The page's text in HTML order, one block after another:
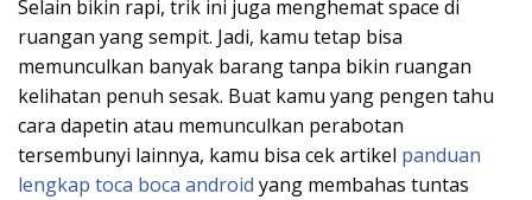
Selain bikin rapi, trik ini juga menghemat space di
ruangan yang sempit. Jadi, kamu tetap bisa
memunculkan banyak barang tanpa bikin ruangan
kelihatan penuh sesak. Buat kamu yang pengen tahu
cara dapetin atau memunculkan perabotan
tersembunyi lainnya, kamu bisa cek artikel panduan
lengkap toca boca android yang membahas tuntas